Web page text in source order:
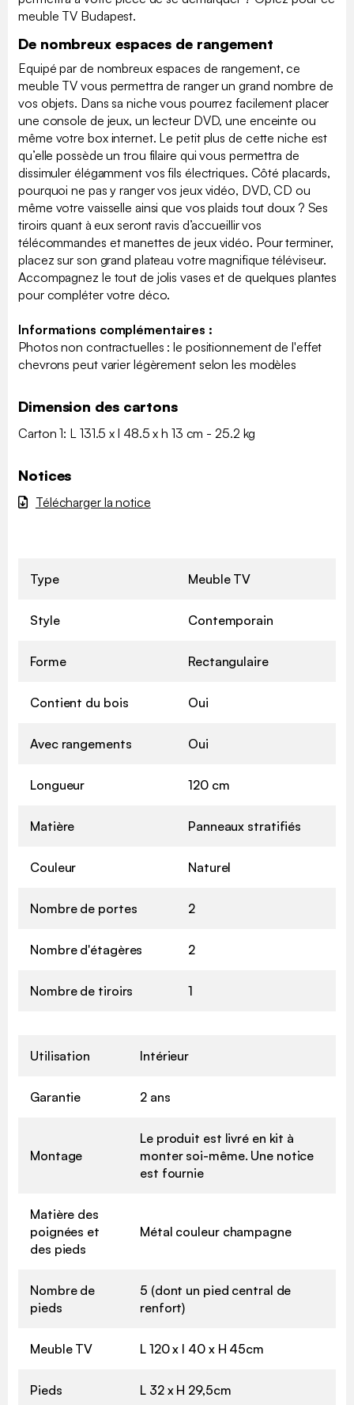
meuble TV Budapest.
De nombreux espaces de rangement
Equipé par de nombreux espaces de rangement, ce
meuble TV vous permettra de ranger un grand nombre de
vos objets. Dans sa niche vous pourrez facilement placer
une console de jeux, un lecteur DVD, une enceinte ou
même votre box internet. Le petit plus de cette niche est
qu’elle possède un trou filaire qui vous permettra de
dissimuler élégamment vos fils électriques. Côté placards,
pourquoi ne pas y ranger vos jeux vidéo, DVD, CD ou
même votre vaisselle ainsi que vos plaids tout doux ? Ses
tiroirs quant à eux seront ravis d’accueillir vos
télécommandes et manettes de jeux vidéo. Pour terminer,
placez sur son grand plateau votre magnifique téléviseur.
Accompagnez le tout de jolis vases et de quelques plantes
pour compléter votre déco.
Informations complémentaires :
Photos non contractuelles : le positionnement de l'effet
chevrons peut varier légèrement selon les modèles
Dimension des cartons
Carton 1: L 131.5 x l 48.5 x h 13 cm - 25.2 kg
Notices
Télécharger la notice
Type Meuble TV
Style Contemporain
Forme Rectangulaire
Contient du bois Oui
Avec rangements Oui
Longueur 120 cm
Matière Panneaux stratifiés
Couleur Naturel
Nombre de portes 2
Nombre d'étagères 2
Nombre de tiroirs 1
Utilisation Intérieur
Garantie 2 ans
Montage
Le produit est livré en kit à
monter soi-même. Une notice
est fournie
Matière des
poignées et
des pieds
Métal couleur champagne
Nombre de
pieds
5 (dont un pied central de
renfort)
Meuble TV L 120 x l 40 x H 45cm
Pieds L 32 x H 29,5cm